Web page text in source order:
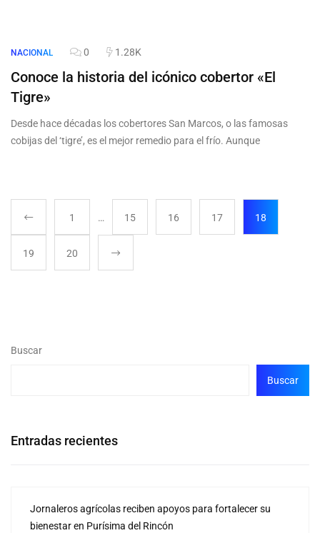
NACIONAL 0 1.28K
Conoce la historia del icónico cobertor «El
Tigre»
Desde hace décadas los cobertores San Marcos, o las famosas
cobijas del ‘tigre’, es el mejor remedio para el frío. Aunque
1 … 15 16 17 18
19 20
Buscar
Buscar
Entradas recientes
Jornaleros agrícolas reciben apoyos para fortalecer su
bienestar en Purísima del Rincón